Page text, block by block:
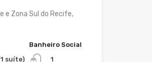
e Zona Sul do Recife,
suíte)
Banheiro Social
1